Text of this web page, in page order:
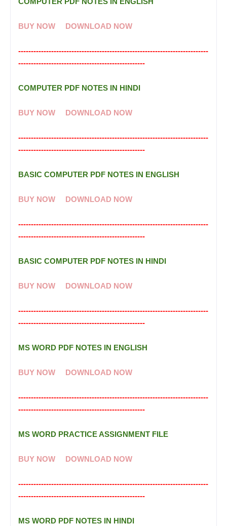
BUY NOW DOWNLOAD NOW
---------------------------------------------------------------------------
--------------------------------------------------
COMPUTER PDF NOTES IN HINDI
BUY NOW DOWNLOAD NOW
---------------------------------------------------------------------------
--------------------------------------------------
BASIC COMPUTER PDF NOTES IN ENGLISH
BUY NOW DOWNLOAD NOW
---------------------------------------------------------------------------
--------------------------------------------------
BASIC COMPUTER PDF NOTES IN HINDI
BUY NOW DOWNLOAD NOW
---------------------------------------------------------------------------
--------------------------------------------------
MS WORD PDF NOTES IN ENGLISH
BUY NOW DOWNLOAD NOW
---------------------------------------------------------------------------
--------------------------------------------------
MS WORD PRACTICE ASSIGNMENT FILE
BUY NOW DOWNLOAD NOW
---------------------------------------------------------------------------
--------------------------------------------------
MS WORD PDF NOTES IN HINDI